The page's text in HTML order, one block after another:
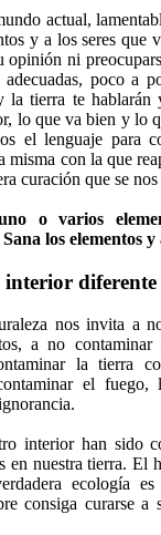
actual,
y a los seres que
opinión ni
adecuadas, poco a
la tierra te hablarán
lo que va bien y lo
el lenguaje para
misma con la que
curación que se
o varios
los elementos
diferente
nos invita a
a no
la tierra
el fuego,
interior han sido
en nuestra tierra. El
ecología
consiga curarse a